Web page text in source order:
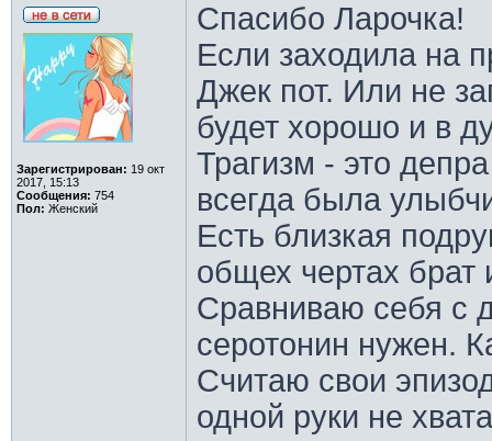
Зарегистрирован: 19 окт
2017, 15:13
Сообщения: 754
Пол: Женский
Спасибо Ларочка!
Если заходила на
Джек пот. Или не
будет хорошо и в
Трагизм - это
всегда была
Есть близкая
общех чертах брат
Сравниваю себя с
серотонин нужен.
Считаю свои
одной руки не